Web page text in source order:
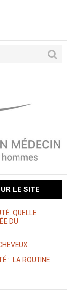
LE SITE
QUELLE
DU
: LA ROUTINE